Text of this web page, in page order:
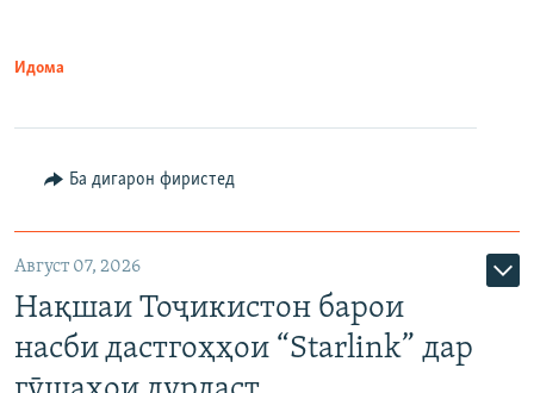
Идома
Ба дигарон фиристед
Август 07, 2026
Нақшаи Тоҷикистон барои
насби дастгоҳҳои “Starlink” дар